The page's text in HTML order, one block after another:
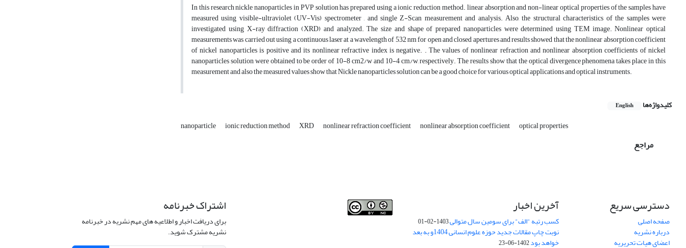
In this research nickle nanoparticles in PVP solution has prepared using a ionic reduction method. linear absorption and non-linear optical properties of the samples have
measured using visible-ultraviolet (UV-Vis) spectrometer , and single Z-Scan measurement and analysis. Also, the structural characteristics of the samples were
investigated using X-ray diffraction (XRD) and analyzed. The size and shape of prepared nanoparticles were determined using TEM image. Nonlinear optical
measurements was carried out using a continuous laser at a wavelength of 532 nm for open and closed apertures and results showed that the nonlinear absorption coefficient
of nickel nanoparticles is positive and its nonlinear refractive index is negative. . The values of nonlinear refraction and nonlinear absorption coefficients of nickel
nanoparticles solution were obtained to be order of 10-8 cm2/w and 10-4 cm/w, respectively. The results show that the optical divergence phenomena takes place in this
measurement and also the measured values show that Nickle nanoparticles solution can be a good choice for various optical applications and optical instruments.
کلیدواژه‌ها English
nanoparticle ionic reduction method XRD nonlinear refraction coefficient nonlinear absorption coefficient optical properties
مراجع
دسترسی سریع
صفحه اصلی
درباره نشریه
اعضای هیات تحریریه
آخرین اخبار
کسب رتبه "الف" برای سومین سال متوالی1403-02-01
نوبت چاپ مقالات جدید حوزه علوم انسانی 1404و به بعد
خواهد بود1402-06-23
اشتراک خبرنامه
برای دریافت اخبار و اطلاعیه های مهم نشریه در خبرنامه
نشریه مشترک شوید.